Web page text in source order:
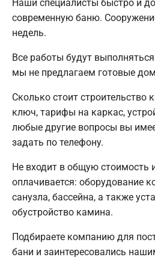
Наши специалисты быстро и
современную баню.
недель.
Все работы будут
мы не предлагаем готовые
Сколько стоит строительство
ключ, тарифы на каркас,
любые другие вопросы вы
задать по телефону.
Не входит в общую стоимость
оплачивается: оборудование
санузла, бассейна, а также
обустройство камина.
Подбираете компанию для
бани и заинтересовались